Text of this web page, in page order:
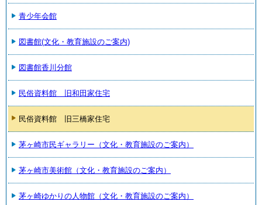
青少年会館
図書館(文化・教育施設のご案内)
図書館香川分館
民俗資料館 旧和田家住宅
民俗資料館 旧三橋家住宅
茅ヶ崎市民ギャラリー（文化・教育施設のご案内）
茅ヶ崎市美術館（文化・教育施設のご案内）
茅ヶ崎ゆかりの人物館（文化・教育施設のご案内）